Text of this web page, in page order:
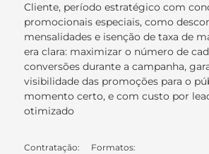
Cliente, período estratégico com
promocionais especiais, como
mensalidades e isenção de taxa de
era clara: maximizar o número de
conversões durante a campanha,
visibilidade das promoções para o
momento certo, e com custo por
otimizado
Contratação: Formatos: